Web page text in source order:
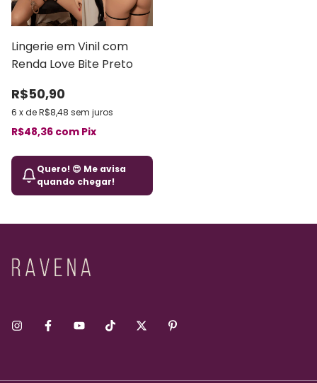
Lingerie em Vinil com
Renda Love Bite Preto
R$50,90
6 xdeR$8,48 sem juros
R$48,36 com Pix
Quero! 😍 Me avisa
quando chegar!